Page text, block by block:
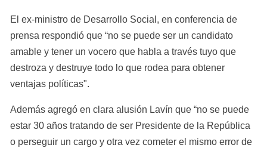
El ex-ministro de Desarrollo Social, en conferencia de
prensa respondió que “no se puede ser un candidato
amable y tener un vocero que habla a través tuyo que
destroza y destruye todo lo que rodea para obtener
ventajas políticas".
Además agregó en clara alusión Lavín que “no se puede
estar 30 años tratando de ser Presidente de la República
o perseguir un cargo y otra vez cometer el mismo error de